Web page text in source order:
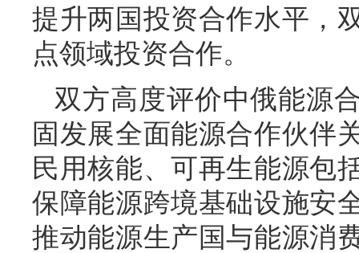
提升两国投资合作水平，
点领域投资合作。
双方高度评价中俄能源
固发展全面能源合作伙伴
民用核能、可再生能源包
保障能源跨境基础设施安
推动能源生产国与能源消